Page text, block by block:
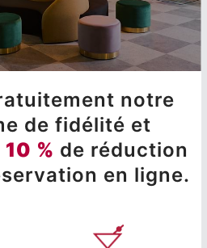
notre
de fidélité et
10 % de réduction
en ligne.